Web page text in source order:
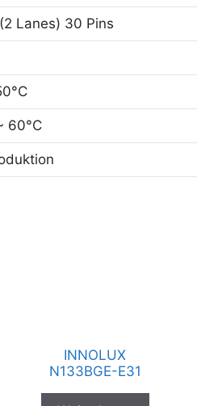
Lanes) 30 Pins
60°C
INNOLUX
N133BGE-E31